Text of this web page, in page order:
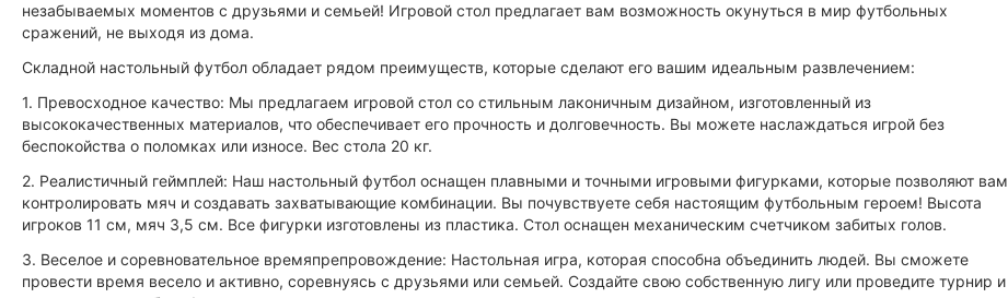
незабываемых моментов с друзьями и семьей! Игровой стол предлагает вам возможность окунуться в мир футбольных
сражений, не выходя из дома.
Складной настольный футбол обладает рядом преимуществ, которые сделают его вашим идеальным развлечением:
1. Превосходное качество: Мы предлагаем игровой стол со стильным лаконичным дизайном, изготовленный из
высококачественных материалов, что обеспечивает его прочность и долговечность. Вы можете наслаждаться игрой без
беспокойства о поломках или износе. Вес стола 20 кг.
2. Реалистичный геймплей: Наш настольный футбол оснащен плавными и точными игровыми фигурками, которые позволяют вам
контролировать мяч и создавать захватывающие комбинации. Вы почувствуете себя настоящим футбольным героем! Высота
игроков 11 см, мяч 3,5 см. Все фигурки изготовлены из пластика. Стол оснащен механическим счетчиком забитых голов.
3. Веселое и соревновательное времяпрепровождение: Настольная игра, которая способна объединить людей. Вы сможете
провести время весело и активно, соревнуясь с друзьями или семьей. Создайте свою собственную лигу или проведите турнир и